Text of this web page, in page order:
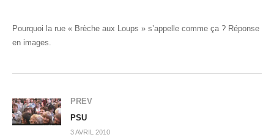
Pourquoi la rue « Brèche aux Loups » s’appelle comme ça ? Réponse
en images.
PREV
PSU
3 AVRIL 2010